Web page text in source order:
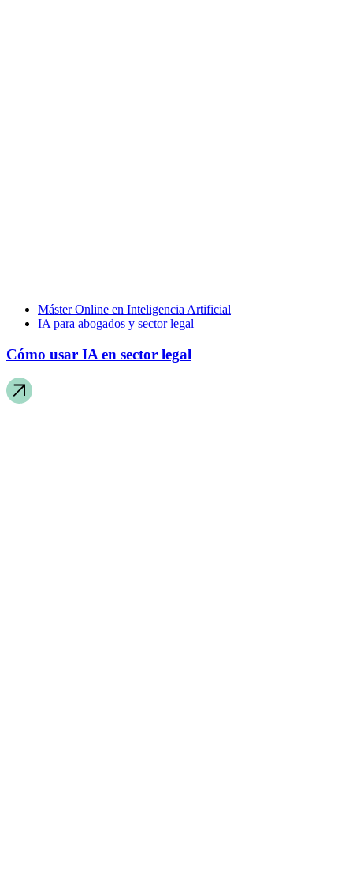
Máster Online en Inteligencia Artificial
IA para abogados y sector legal
Cómo usar IA en sector legal